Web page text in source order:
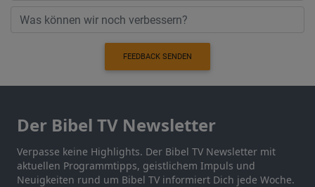
FEEDBACK SENDEN
Der Bibel TV Newsletter
Verpasse keine Highlights. Der Bibel TV Newsletter mit
aktuellen Programmtipps, geistlichem Impuls und
Neuigkeiten rund um Bibel TV informiert Dich jede Woche.